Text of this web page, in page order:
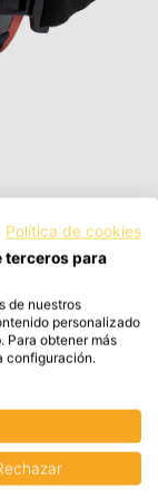
Política de cookies
terceros para
de nuestros
personalizado
Para obtener más
configuración.